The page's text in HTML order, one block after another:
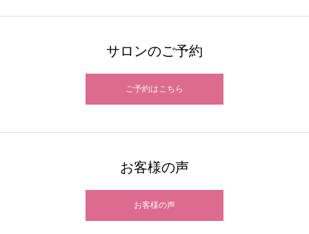
サロンのご予約
ご予約はこちら
お客様の声
お客様の声